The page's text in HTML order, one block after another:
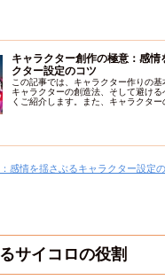
キャラクター創作の極意：感情
クター設定のコツ
この記事では、キャラクター作りの
キャラクターの創造法、そして避け
くご紹介します。また、キャラクター
マを設定する方法についても詳しく
感情を揺さぶるキャラクター設定
サイコロの役割